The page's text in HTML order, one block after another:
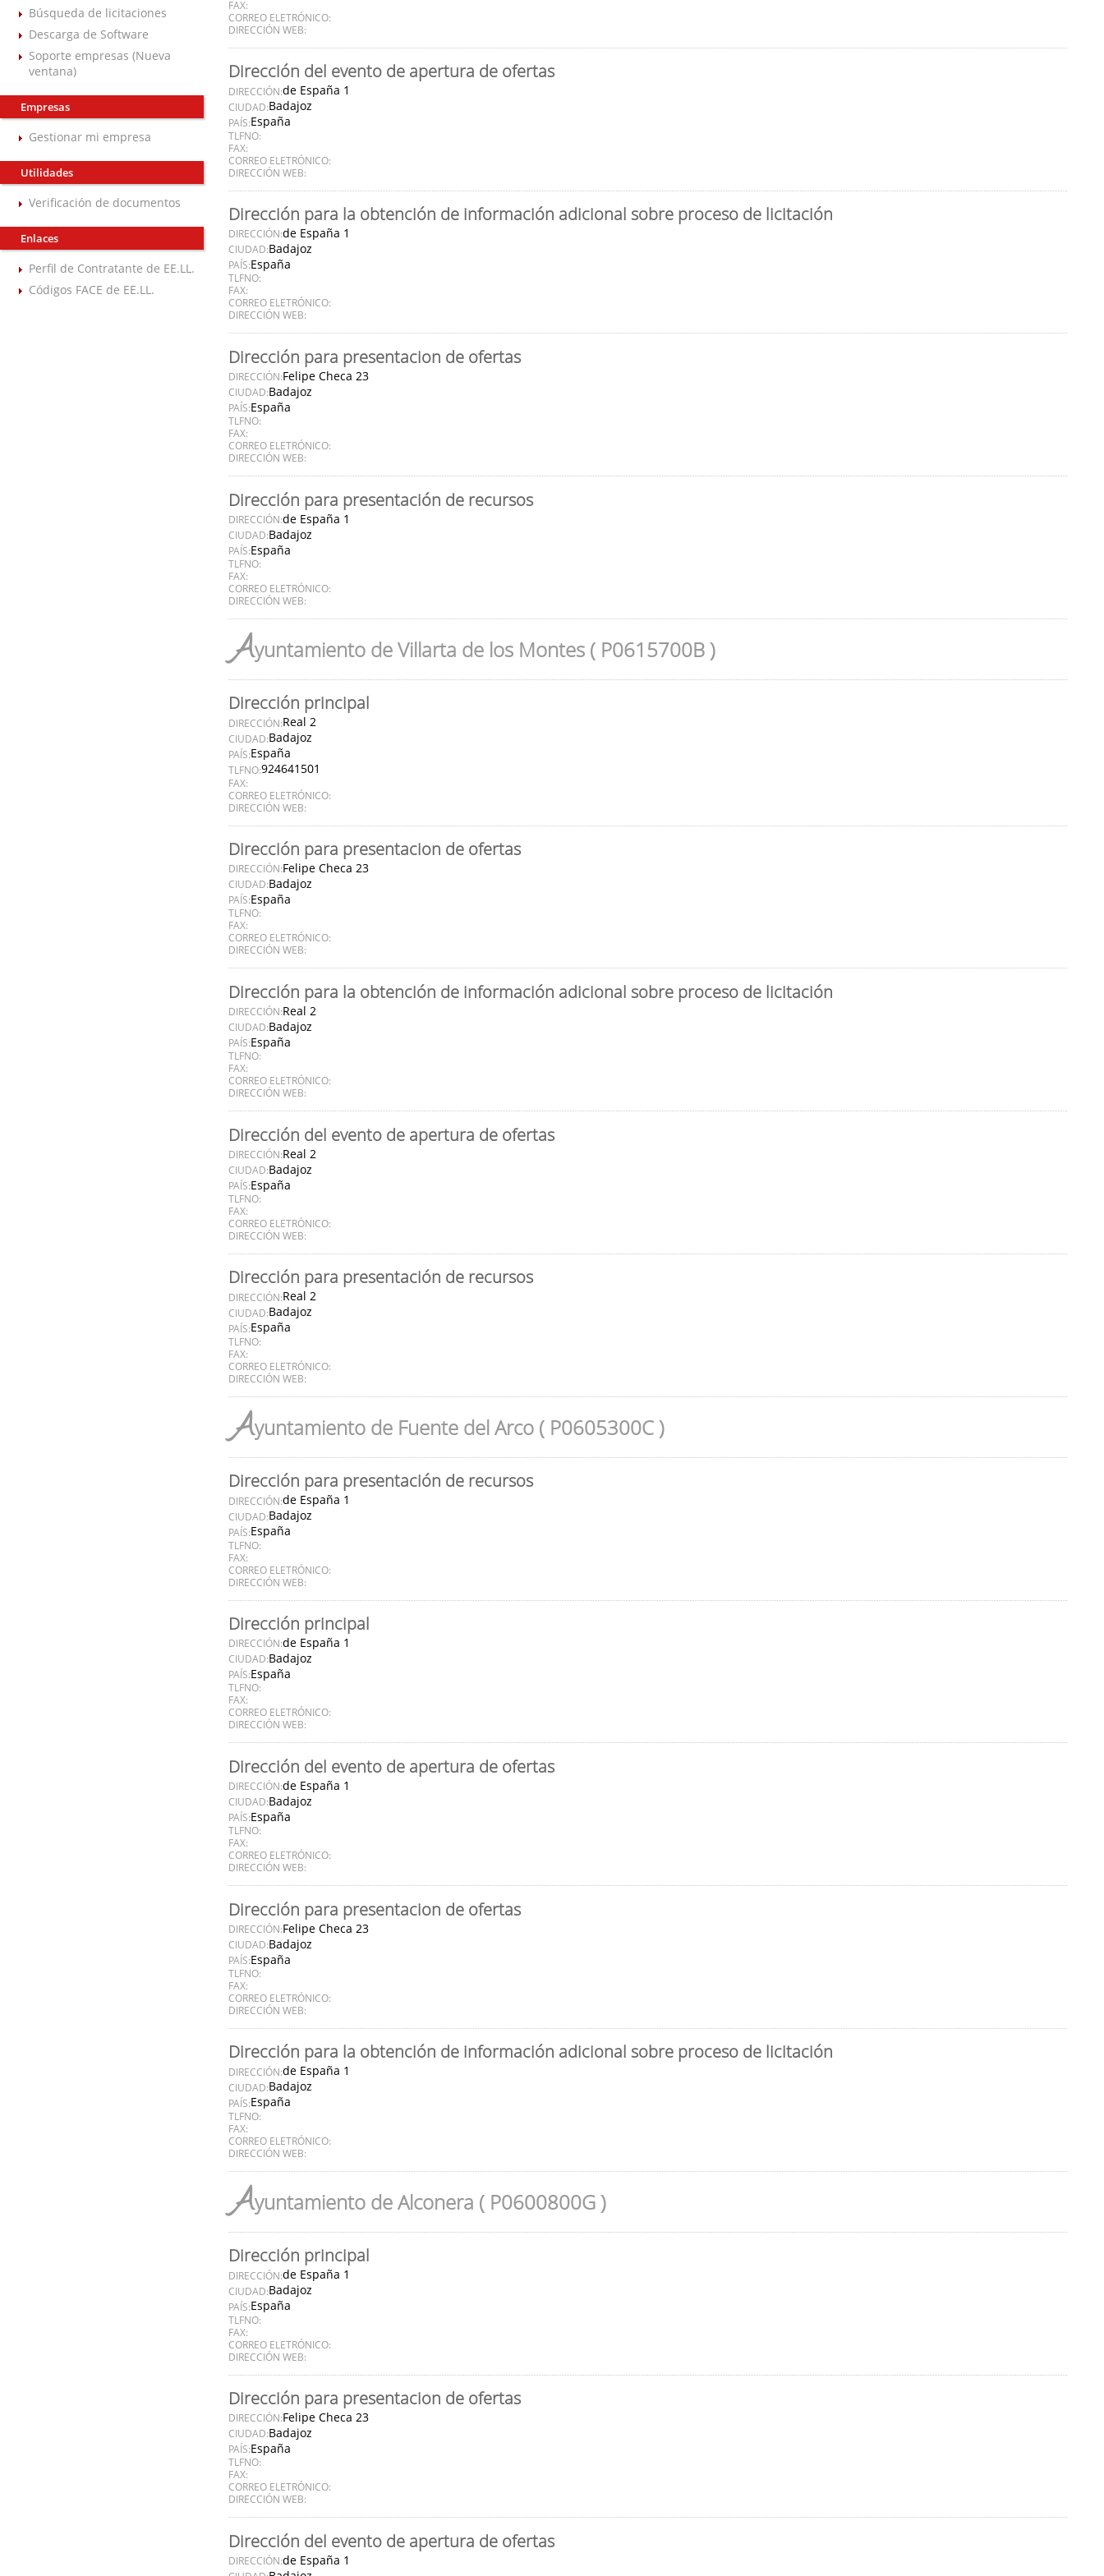
Búsqueda de licitaciones
Descarga de Software
Soporte empresas (Nueva
ventana)
Empresas
Gestionar mi empresa
Utilidades
Verificación de documentos
Enlaces
Perfil de Contratante de EE.LL.
Códigos FACE de EE.LL.
FAX:
CORREO ELETRÓNICO:
DIRECCIÓN WEB:
Dirección del evento de apertura de ofertas
DIRECCIÓN:de España 1
CIUDAD:Badajoz
PAÍS:España
TLFNO:
FAX:
CORREO ELETRÓNICO:
DIRECCIÓN WEB:
Dirección para la obtención de información adicional sobre proceso de licitación
DIRECCIÓN:de España 1
CIUDAD:Badajoz
PAÍS:España
TLFNO:
FAX:
CORREO ELETRÓNICO:
DIRECCIÓN WEB:
Dirección para presentacion de ofertas
DIRECCIÓN:Felipe Checa 23
CIUDAD:Badajoz
PAÍS:España
TLFNO:
FAX:
CORREO ELETRÓNICO:
DIRECCIÓN WEB:
Dirección para presentación de recursos
DIRECCIÓN:de España 1
CIUDAD:Badajoz
PAÍS:España
TLFNO:
FAX:
CORREO ELETRÓNICO:
DIRECCIÓN WEB:
Ayuntamiento de Villarta de los Montes ( P0615700B )
Dirección principal
DIRECCIÓN:Real 2
CIUDAD:Badajoz
PAÍS:España
TLFNO:924641501
FAX:
CORREO ELETRÓNICO:
DIRECCIÓN WEB:
Dirección para presentacion de ofertas
DIRECCIÓN:Felipe Checa 23
CIUDAD:Badajoz
PAÍS:España
TLFNO:
FAX:
CORREO ELETRÓNICO:
DIRECCIÓN WEB:
Dirección para la obtención de información adicional sobre proceso de licitación
DIRECCIÓN:Real 2
CIUDAD:Badajoz
PAÍS:España
TLFNO:
FAX:
CORREO ELETRÓNICO:
DIRECCIÓN WEB:
Dirección del evento de apertura de ofertas
DIRECCIÓN:Real 2
CIUDAD:Badajoz
PAÍS:España
TLFNO:
FAX:
CORREO ELETRÓNICO:
DIRECCIÓN WEB:
Dirección para presentación de recursos
DIRECCIÓN:Real 2
CIUDAD:Badajoz
PAÍS:España
TLFNO:
FAX:
CORREO ELETRÓNICO:
DIRECCIÓN WEB:
Ayuntamiento de Fuente del Arco ( P0605300C )
Dirección para presentación de recursos
DIRECCIÓN:de España 1
CIUDAD:Badajoz
PAÍS:España
TLFNO:
FAX:
CORREO ELETRÓNICO:
DIRECCIÓN WEB:
Dirección principal
DIRECCIÓN:de España 1
CIUDAD:Badajoz
PAÍS:España
TLFNO:
FAX:
CORREO ELETRÓNICO:
DIRECCIÓN WEB:
Dirección del evento de apertura de ofertas
DIRECCIÓN:de España 1
CIUDAD:Badajoz
PAÍS:España
TLFNO:
FAX:
CORREO ELETRÓNICO:
DIRECCIÓN WEB:
Dirección para presentacion de ofertas
DIRECCIÓN:Felipe Checa 23
CIUDAD:Badajoz
PAÍS:España
TLFNO:
FAX:
CORREO ELETRÓNICO:
DIRECCIÓN WEB:
Dirección para la obtención de información adicional sobre proceso de licitación
DIRECCIÓN:de España 1
CIUDAD:Badajoz
PAÍS:España
TLFNO:
FAX:
CORREO ELETRÓNICO:
DIRECCIÓN WEB:
Ayuntamiento de Alconera ( P0600800G )
Dirección principal
DIRECCIÓN:de España 1
CIUDAD:Badajoz
PAÍS:España
TLFNO:
FAX:
CORREO ELETRÓNICO:
DIRECCIÓN WEB:
Dirección para presentacion de ofertas
DIRECCIÓN:Felipe Checa 23
CIUDAD:Badajoz
PAÍS:España
TLFNO:
FAX:
CORREO ELETRÓNICO:
DIRECCIÓN WEB:
Dirección del evento de apertura de ofertas
DIRECCIÓN:de España 1